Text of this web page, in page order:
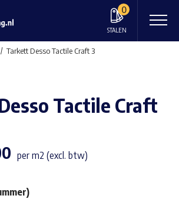
0
STALEN
Tarkett Desso Tactile Craft 3
Tactile Craft
per m2 (excl. btw)